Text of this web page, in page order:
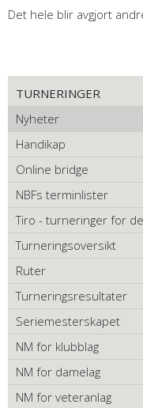
Det hele blir avgjort
TURNERINGER
Nyheter
Handikap
Online bridge
NBFs terminlister
Tiro - turneringer for
Turneringsoversikt
Ruter
Turneringsresultater
Seriemesterskapet
NM for klubblag
NM for damelag
NM for veteranlag